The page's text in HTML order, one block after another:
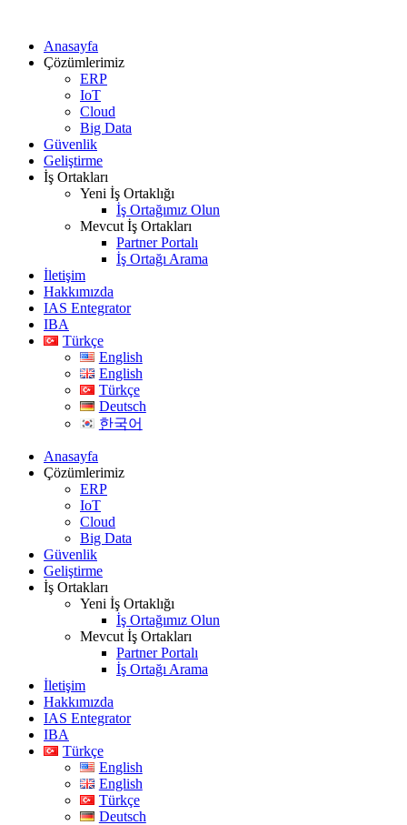
Anasayfa
Çözümlerimiz
ERP
IoT
Cloud
Big Data
Güvenlik
Geliştirme
İş Ortakları
Yeni İş Ortaklığı
İş Ortağımız Olun
Mevcut İş Ortakları
Partner Portalı
İş Ortağı Arama
İletişim
Hakkımızda
IAS Entegrator
IBA
Türkçe
English
English
Türkçe
Deutsch
한국어
Anasayfa
Çözümlerimiz
ERP
IoT
Cloud
Big Data
Güvenlik
Geliştirme
İş Ortakları
Yeni İş Ortaklığı
İş Ortağımız Olun
Mevcut İş Ortakları
Partner Portalı
İş Ortağı Arama
İletişim
Hakkımızda
IAS Entegrator
IBA
Türkçe
English
English
Türkçe
Deutsch